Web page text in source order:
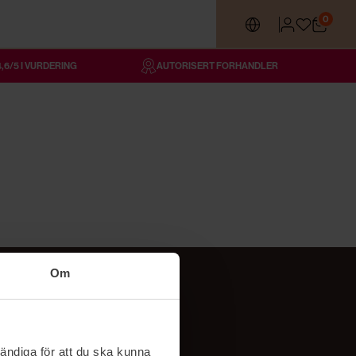
Om
för att du ska kunna
0
5 I VURDERING AUTORISERT FORHANDLER
Følg oss